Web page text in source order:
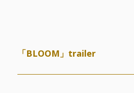
「BLOOM」trailer